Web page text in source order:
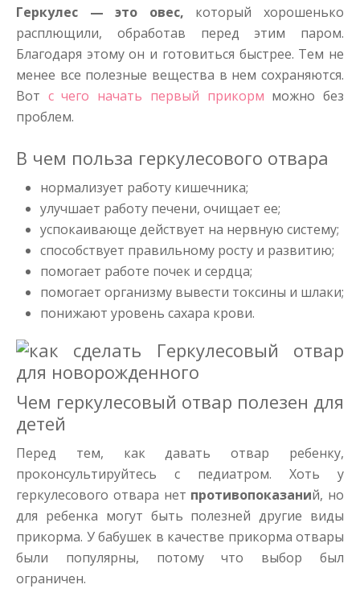
Геркулес — это овес, который хорошенько
расплющили, обработав перед этим паром.
Благодаря этому он и готовиться быстрее. Тем не
менее все полезные вещества в нем сохраняются.
Вот с чего начать первый прикорм можно без
проблем.
В чем польза геркулесового отвара
нормализует работу кишечника;
улучшает работу печени, очищает ее;
успокаивающе действует на нервную систему;
способствует правильному росту и развитию;
помогает работе почек и сердца;
помогает организму вывести токсины и шлаки;
понижают уровень сахара крови.
Чем геркулесовый отвар полезен для
детей
Перед тем, как давать отвар ребенку,
проконсультируйтесь с педиатром. Хоть у
геркулесового отвара нет противопоказаний, но
для ребенка могут быть полезней другие виды
прикорма. У бабушек в качестве прикорма отвары
были популярны, потому что выбор был
ограничен.